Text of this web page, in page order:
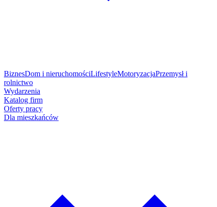
BiznesDom i nieruchomościLifestyleMotoryzacjaPrzemysł i
rolnictwo
Wydarzenia
Katalog firm
Oferty pracy
Dla mieszkańców